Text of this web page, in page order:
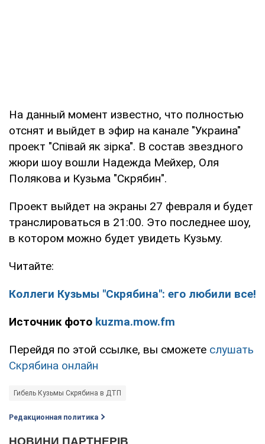
На данный момент известно, что полностью
отснят и выйдет в эфир на канале "Украина"
проект "Співай як зірка". В состав звездного
жюри шоу вошли Надежда Мейхер, Оля
Полякова и Кузьма "Скрябин".
Проект выйдет на экраны 27 февраля и будет
транслироваться в 21:00. Это последнее шоу,
в котором можно будет увидеть Кузьму.
Читайте:
Коллеги Кузьмы "Скрябина": его любили все!
Источник фото kuzma.mow.fm
Перейдя по этой ссылке, вы сможете слушать
Скрябина онлайн
Гибель Кузьмы Скрябина в ДТП
Редакционная политика